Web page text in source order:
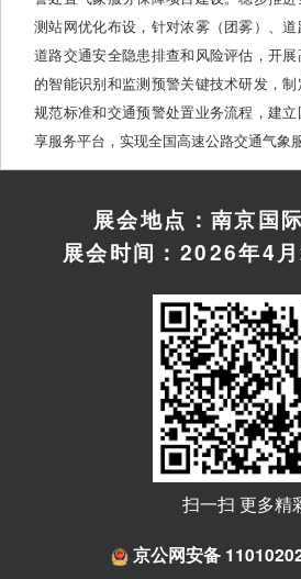
测站网优化布设，针对浓雾（团雾）、
道路交通安全隐患排查和风险评估，开
的智能识别和监测预警关键技术研发，
规范标准和交通预警处置业务流程，建
享服务平台，实现全国高速公路交通气象
展会地点：南京国
展会时间：2026年4
扫一扫 更多精
京公网安备